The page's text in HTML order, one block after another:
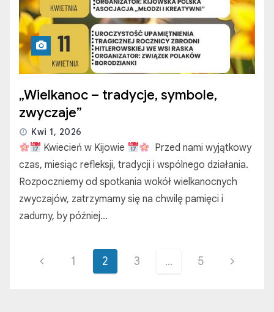
„Wielkanoc – tradycje, symbole,
zwyczaje”
Kwi 1, 2026
Kwiecień w Kijowie
Przed nami wyjątkowy
czas, miesiąc refleksji, tradycji i wspólnego działania.
Rozpoczniemy od spotkania wokół wielkanocnych
zwyczajów, zatrzymamy się na chwilę pamięci i
zadumy, by później…
1 2 3 … 5